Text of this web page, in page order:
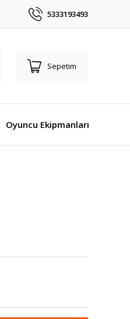
5333193493
Sepetim
Oyuncu Ekipmanları